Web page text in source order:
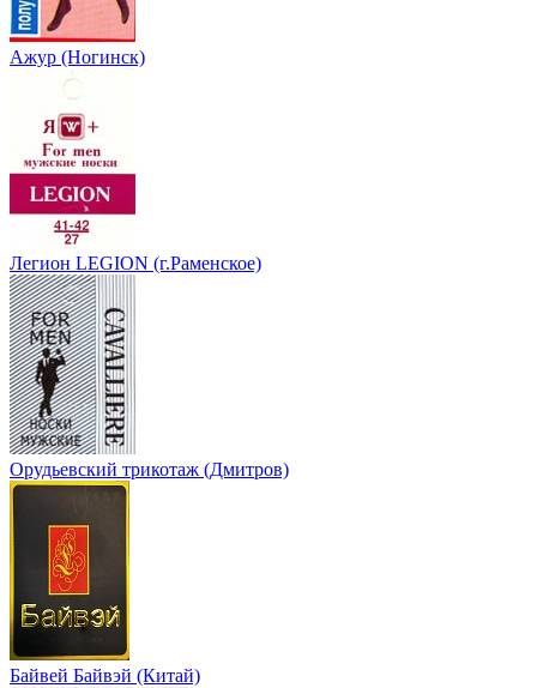
Ажур (Ногинск)
Легион LEGION (г.Раменское)
Орудьевский трикотаж (Дмитров)
Байвей Байвэй (Китай)